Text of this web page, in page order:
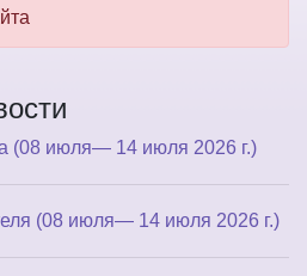
(08 июля— 14 июля 2026 г.)
(08 июля— 14 июля 2026 г.)